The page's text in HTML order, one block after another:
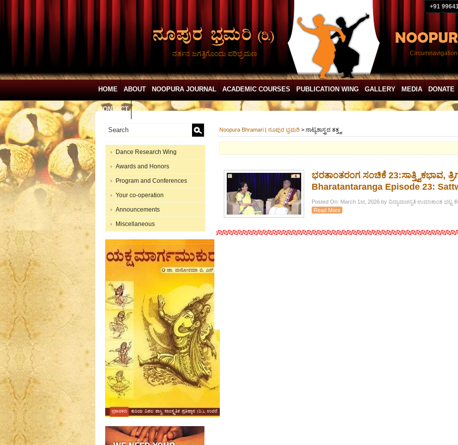
+91
ನರ್ತನ ಜಗತ್ತಿಗೊಂದು ಪರಿಭ್ರಮಣ
HOME ABOUT NOOPURA JOURNAL ACADEMIC COURSES PUBLICATION WING GALLERY MEDIA DONATE
CONTACT
Dance Research Wing
Awards and Honors
Program and Conferences
Your co-operation
Announcements
Miscellaneous
Noopura Bhramari | ನೂಪುರ ಭ್ರಮರಿ > ನಾಟ್ಯಶಾಸ್ತ್ರದ ತತ್ತ್ವ
ಭರತಾಂತರಂಗ ಸಂಚಿಕೆ 23:ಸಾತ್ತ್ವಿಕಭಾವ,
Bharatantaranga Episode 23:
Posted On: March 1st, 2026 by ವಿದ್ಯಾವಾಚಸ್ಪತಿ ಉಮಾಕಾಂತ
Read More